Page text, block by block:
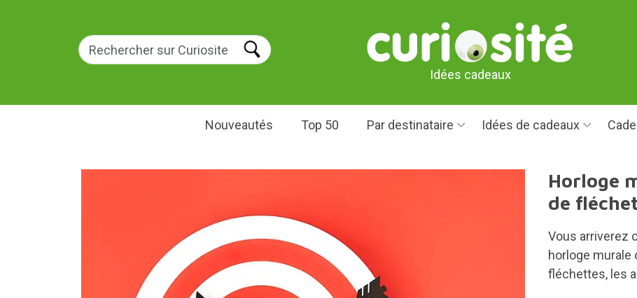
Idées cadeaux
Nouveautés Top 50 Par destinataire Idées de cadeaux
Horloge
de
Vous arriverez
horloge murale
fléchettes, les